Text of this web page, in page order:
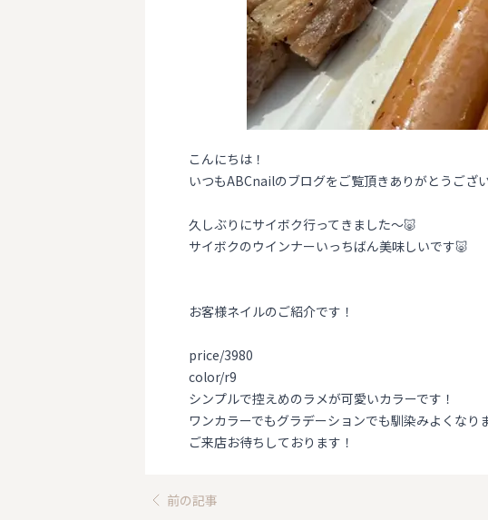
こんにちは！
いつもABCnailのブログをご覧頂きありがとうござ
久しぶりにサイボク行ってきました〜🐷
サイボクのウインナーいっちばん美味しいです🐷
お客様ネイルのご紹介です！
price/3980
color/r9
シンプルで控えめのラメが可愛いカラーです！
ワンカラーでもグラデーションでも馴染みよくなり
ご来店お待ちしております！
前の記事